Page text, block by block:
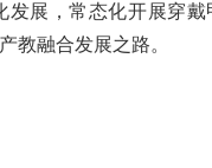
展，常态化开展穿戴
教融合发展之路。